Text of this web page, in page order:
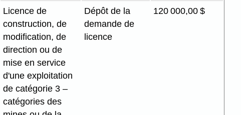
Licence de
construction, de
modification, de
direction ou de
mise en service
d'une exploitation
de catégorie 3 –
catégories des
Dépôt de la
demande de
licence
120 000,00 $